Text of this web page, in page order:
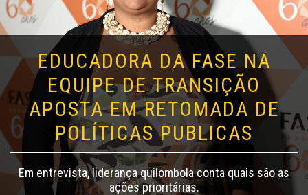
EDUCADORA DA FASE NA
EQUIPE DE TRANSIÇÃO
APOSTA EM RETOMADA DE
POLÍTICAS PUBLICAS
Em entrevista, liderança quilombola conta quais são as
ações prioritárias.